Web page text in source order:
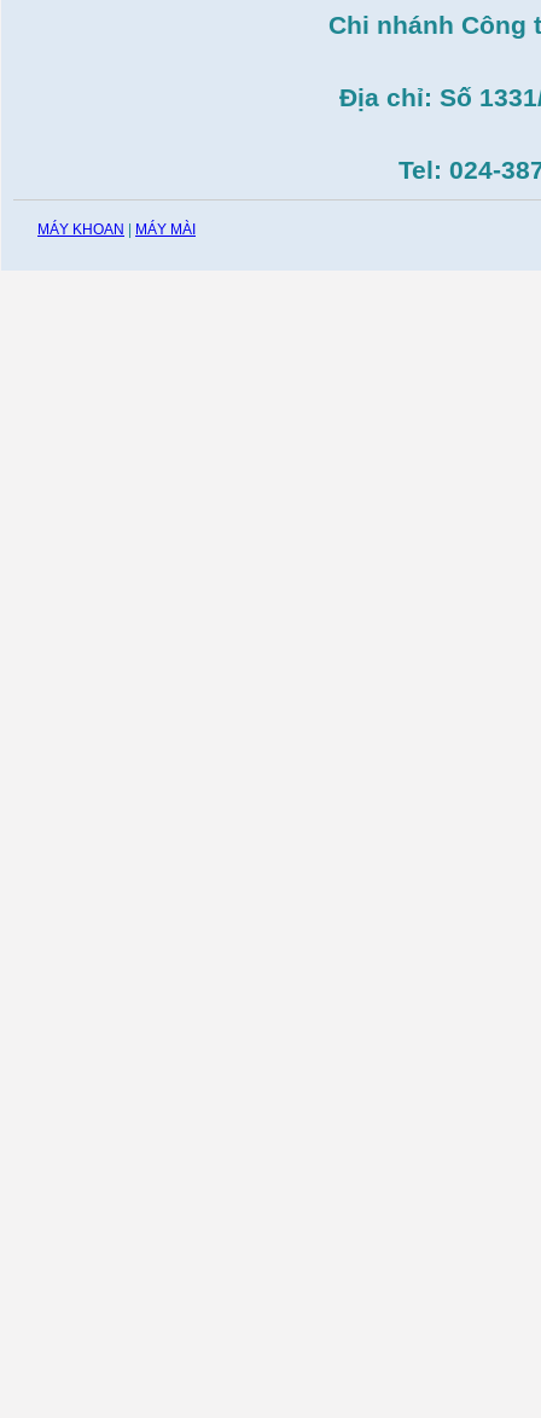
Chi nhánh Công
Địa chỉ: Số
Tel: 024-
MÁY KHOAN MÁY MÀI